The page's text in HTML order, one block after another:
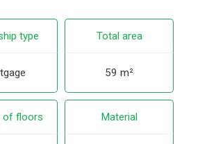
type Total area
59 m²
of floors Material